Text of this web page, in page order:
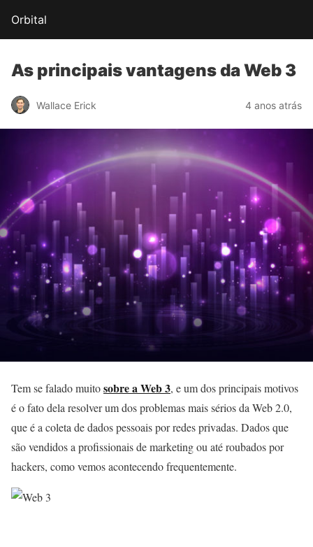
Orbital
As principaisvantagens da Web 3
Wallace Erick 4 anos atrás
Tem se falado muitosobre a Web 3, e um dos principais motivos
é o fato dela resolver um dos problemas mais sérios da Web 2.0,
que é a coleta de dados pessoais por redes privadas. Dados que
são vendidos a profissionais de marketing ou até roubados por
hackers, como vemos acontecendo frequentemente.